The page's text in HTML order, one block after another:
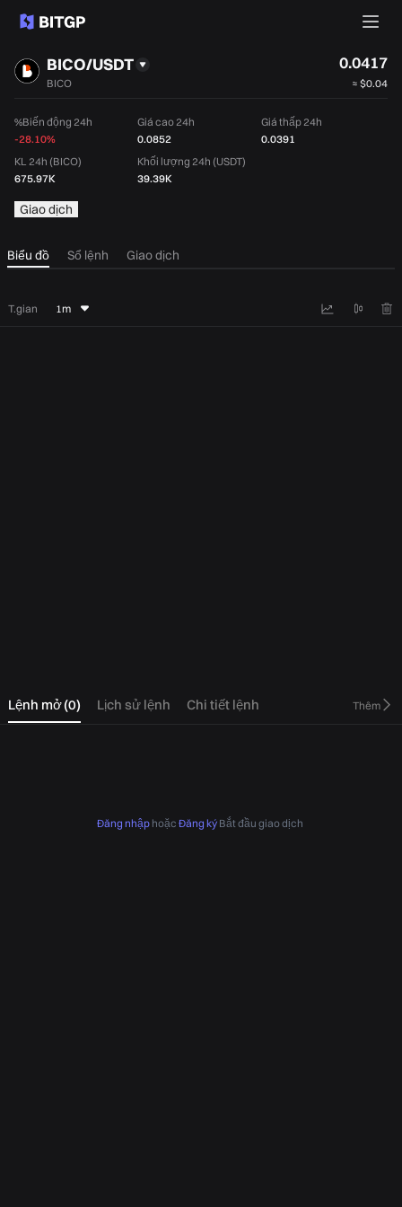
BICO/USDT
BICO
0.0417
≈ $0.04
%Biến động 24h
-28.10%
Giá cao 24h
0.0852
Giá thấp 24h
0.0391
KL 24h (BICO)
675.97K
Khối lượng 24h (USDT)
39.39K
Giao dịch
Biểu đồ Sổ lệnh Giao dịch
T.gian 1m
Lệnh mở(0) Lịch sử lệnh Chi tiết lệnh Thêm
Đăng nhập hoặc Đăng ký Bắt đầu giao dịch